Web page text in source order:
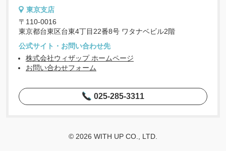
東京支店
〒110-0016
東京都台東区台東4丁目22番8号 ワタナベビル2階
公式サイト・お問い合わせ先
株式会社ウィザップ ホームページ
お問い合わせフォーム
025-285-3311
© 2026 WITH UP CO., LTD.